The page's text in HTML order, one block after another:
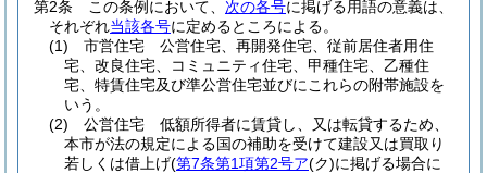
第2条
この条例において、 次の各号に掲げる用語の意義は、
それぞれ当該各号に定めるところによる。
(1)
市営住宅 公営住宅、再開発住宅、従前居住者用住
宅、改良住宅、コミュニティ住宅、甲種住宅、乙種住
宅、特賃住宅及び準公営住宅並びにこれらの附帯施設を
いう。
(2)
公営住宅 低額所得者に賃貸し、又は転貸するため、
本市が法の規定による国の補助を受けて建設又は買取り
若しくは借上げ(第7条第1項第2号ア(ク)に掲げる場合に